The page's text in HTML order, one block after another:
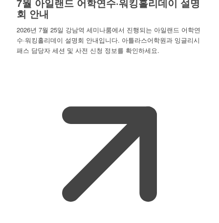
회 안내
2026년 7월 25일 강남역 세미나룸에서 진행되는 아일랜드 어학연
수·워킹홀리데이 설명회 안내입니다. 아틀라스어학원과 잉글리시
패스 담당자 세션 및 사전 신청 정보를 확인하세요.